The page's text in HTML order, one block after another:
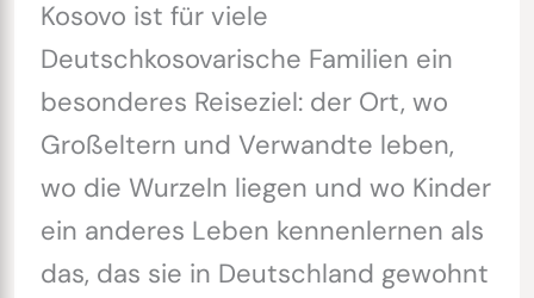
Kosovo ist für viele
Deutschkosovarische Familien ein
besonderes Reiseziel: der Ort, wo
Großeltern und Verwandte leben,
wo die Wurzeln liegen und wo Kinder
ein anderes Leben kennenlernen als
das, das sie in Deutschland gewohnt